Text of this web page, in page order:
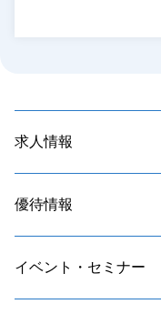
求人情報
優待情報
イベント・セミナー